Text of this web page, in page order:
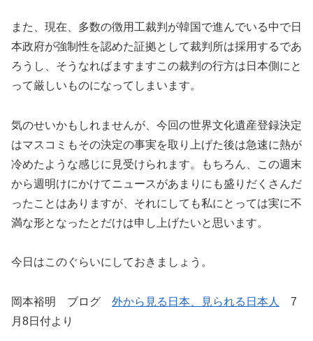
また、現在、多数の徴用工裁判が韓国で進んでいる中で日
本政府が強制性を認めた証拠として裁判所は採用するであ
ろうし、そうなればますますこの裁判の行方は日本側にと
って厳しいものになってしまいます。
気のせいかもしれませんが、今回の世界文化遺産登録決定
はマスコミもその決定の事実を取り上げた後は急速に熱が
冷めたような感じに見受けられます。もちろん、この週末
から週明けにかけてニュースがあまりにも盛りだくさんだ
ったことはありますが、それにしても私にとっては実に不
満な形となったとだけは申し上げたいと思います。
今日はこのぐらいにしておきましょう。
岡本裕明 ブログ 外から見る日本、見られる日本人
7
月8日付より